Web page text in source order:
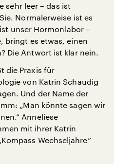
sehr leer – das ist
Normalerweise ist es
unser Hormonlabor –
bringt es etwas, einen
Die Antwort ist klar nein.
die Praxis für
von Katrin Schaudig
Und der Name der
„Man könnte sagen wir
Anneliese
mit ihrer Katrin
Wechseljahre“